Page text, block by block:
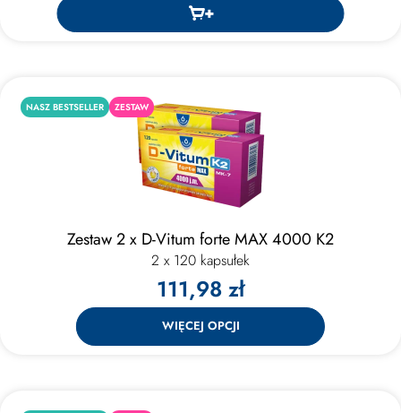
NASZ BESTSELLER ZESTAW
Zestaw 2 x D-Vitum forte MAX 4000 K2
2 x 120 kapsułek
111,98 zł
WIĘCEJ OPCJI